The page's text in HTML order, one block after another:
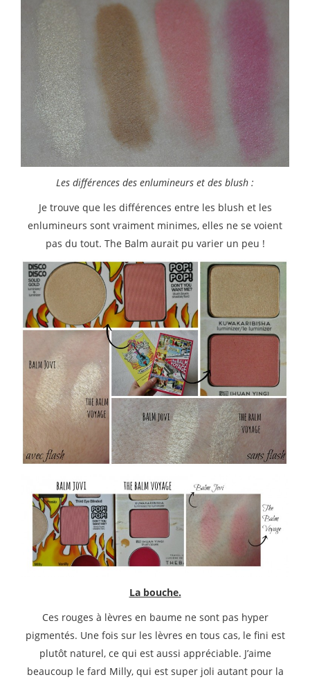
Les différences des enlumineurs et des blush :
Je trouve que les différences entre les blush et les
enlumineurs sont vraiment minimes, elles ne se voient
pas du tout. The Balm aurait pu varier un peu !
La bouche.
Ces rouges à lèvres en baume ne sont pas hyper
pigmentés. Une fois sur les lèvres en tous cas, le fini est
plutôt naturel, ce qui est aussi appréciable. J’aime
beaucoup le fard Milly, qui est super joli autant pour la